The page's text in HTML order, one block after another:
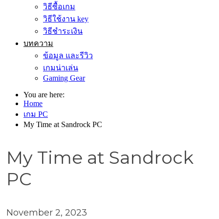
วิธีซื้อเกม
วิธีใช้งาน key
วิธีชำระเงิน
บทความ
ข้อมูล และรีวิว
เกมน่าเล่น
Gaming Gear
You are here:
Home
เกม PC
My Time at Sandrock PC
My Time at Sandrock
PC
November 2, 2023